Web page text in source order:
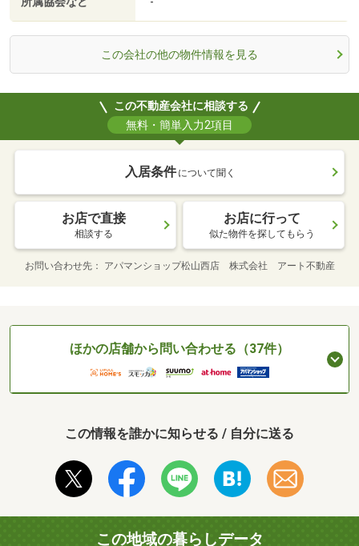
この会社の他の物件情報を見る
この不動産会社に相談する
無料・簡単入力2項目
入居条件 について聞く
お店で直接
相談する
お店に行って
似た物件を探してもらう
お問い合わせ先 アパマンショップ松山西店 株式会社 アート不動産
ほかの店舗から問い合わせる（37件）
この情報を誰かに知らせる / 自分に送る
この地域の暮らしデータ